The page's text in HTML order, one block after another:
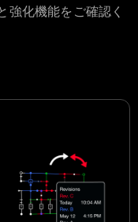
強化機能をご確認く